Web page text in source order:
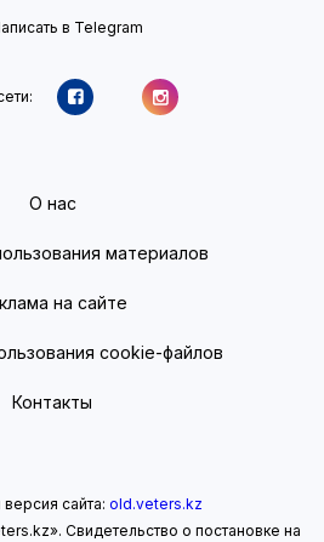
в Telegram
О нас
материалов
на сайте
cookie-файлов
Контакты
сайта: old.veters.kz
Свидетельство о постановке на